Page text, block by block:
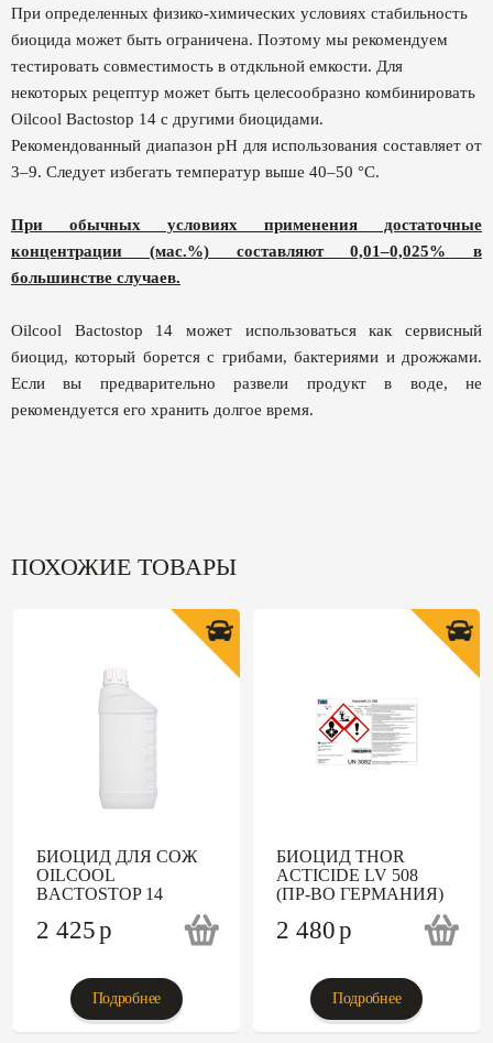
При определенных физико-химических условиях стабильность
биоцида может быть ограничена. Поэтому мы рекомендуем
тестировать совместимость в отдкльной емкости. Для
некоторых рецептур может быть целесообразно комбинировать
Oilcool Bactostop 14 с другими биоцидами.
Рекомендованный диапазон pH для использования составляет от
3–9. Следует избегать температур выше 40–50 °C.
При обычных условиях применения достаточные
концентрации (мас.%) составляют 0,01–0,025% в
большинстве случаев.
Oilcool Bactostop 14 может использоваться как сервисный
биоцид, который борется с грибами, бактериями и дрожжами.
Если вы предварительно развели продукт в воде, не
рекомендуется его хранить долгое время.
ПОХОЖИЕ ТОВАРЫ
БИОЦИД ДЛЯ СОЖ
OILCOOL
BACTOSTOP 14
2 425p
Подробнее
БИОЦИД THOR
ACTICIDE LV 508
(ПР-ВО ГЕРМАНИЯ)
2 480p
Подробнее